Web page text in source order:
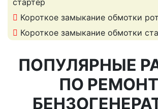
стартер
Короткое замыкание обмотки
Короткое замыкание обмотки
ПОПУЛЯРНЫЕ
ПО